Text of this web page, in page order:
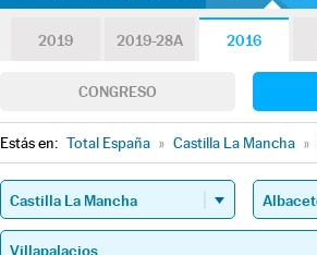
2019 2019-28A 2016
CONGRESO
Estás en: Total España » Castilla La Mancha »